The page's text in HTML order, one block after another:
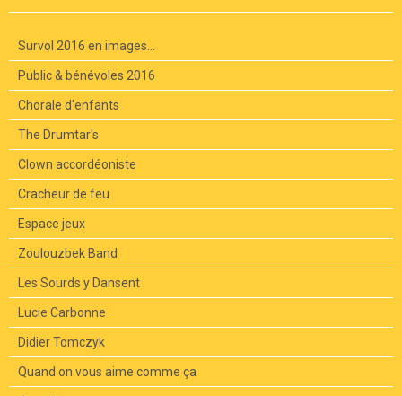
Survol 2016 en images...
Public & bénévoles 2016
Chorale d'enfants
The Drumtar's
Clown accordéoniste
Cracheur de feu
Espace jeux
Zoulouzbek Band
Les Sourds y Dansent
Lucie Carbonne
Didier Tomczyk
Quand on vous aime comme ça